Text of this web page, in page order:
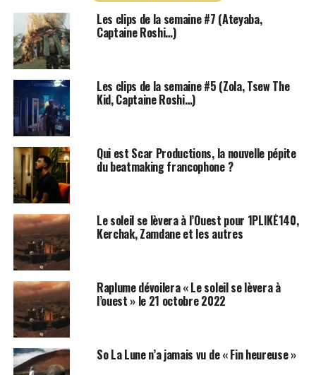
Voir cette publication sur Instagram
Les clips de la semaine #7 (Ateyaba,
Captaine Roshi…)
Les clips de la semaine #5 (Zola, Tsew The
Kid, Captaine Roshi…)
Qui est Scar Productions, la nouvelle pépite
du beatmaking francophone ?
Le soleil se lèvera à l’Ouest pour 1PLIKÉ140,
Kerchak, Zamdane et les autres
Raplume dévoilera « Le soleil se lèvera à
l’ouest » le 21 octobre 2022
So La Lune n’a jamais vu de « Fin heureuse »